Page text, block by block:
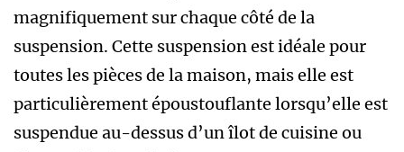
magnifiquement sur chaque côté de la
suspension. Cette suspension est idéale pour
toutes les pièces de la maison, mais elle est
particulièrement époustouflante lorsqu’elle est
suspendue au-dessus d’un îlot de cuisine ou